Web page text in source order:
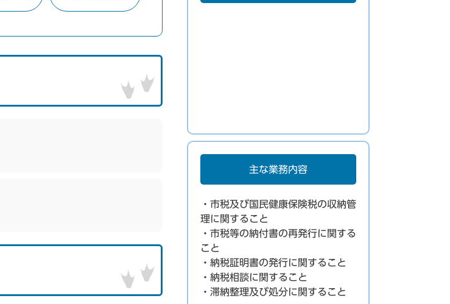
主な業務内容
・市税及び国民健康保険税の収納管
理に関すること
・市税等の納付書の再発行に関する
こと
・納税証明書の発行に関すること
・納税相談に関すること
・滞納整理及び処分に関すること